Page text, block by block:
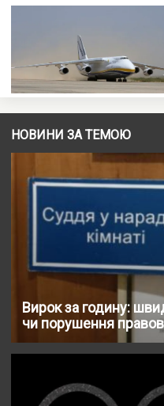
НОВИНИ ЗА ТЕМОЮ
Вирок за годину:
чи порушення